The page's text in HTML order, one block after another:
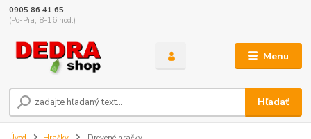
Menu
Hľadať
0905 86 41 65
(Po-Pia, 8-16 hod.)